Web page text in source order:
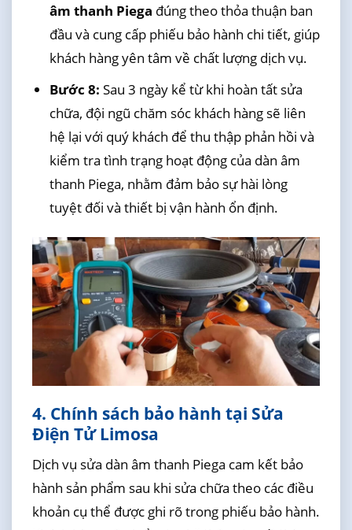
âm thanh Piega đúng theo thỏa thuận ban
đầu và cung cấp phiếu bảo hành chi tiết, giúp
khách hàng yên tâm về chất lượng dịch vụ.
Bước 8: Sau 3 ngày kể từ khi hoàn tất sửa
chữa, đội ngũ chăm sóc khách hàng sẽ liên
hệ lại với quý khách để thu thập phản hồi và
kiểm tra tình trạng hoạt động của dàn âm
thanh Piega, nhằm đảm bảo sự hài lòng
tuyệt đối và thiết bị vận hành ổn định.
4. Chính sách bảo hành tại Sửa
Điện Tử Limosa
Dịch vụ sửa dàn âm thanh Piega cam kết bảo
hành sản phẩm sau khi sửa chữa theo các điều
khoản cụ thể được ghi rõ trong phiếu bảo hành.